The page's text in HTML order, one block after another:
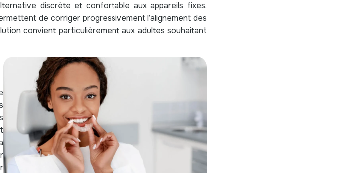
discrète et confortable aux appareils fixes.
de corriger progressivement l’alignement des
convient particulièrement aux adultes souhaitant